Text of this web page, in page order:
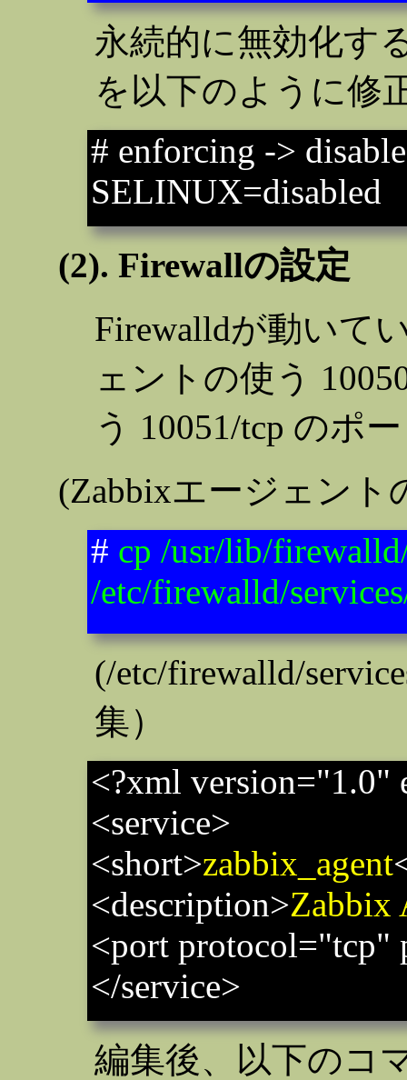
永続的に無効化す
を以下のように修
# enforcing ->
SELINUX=disabled
(2). Firewallの設定
Firewalldが動いて
ェントの使う
う 10051/tcp のポ
(Zabbixエージェント
# cp /usr/lib/
/etc/firewalld/
(/etc/firewalld/
集）
<?xml version="1.0"
<service>
<short>zabbix_agent
<description>Zabbix
<port protocol="tcp"
</service>
編集後、以下のコ